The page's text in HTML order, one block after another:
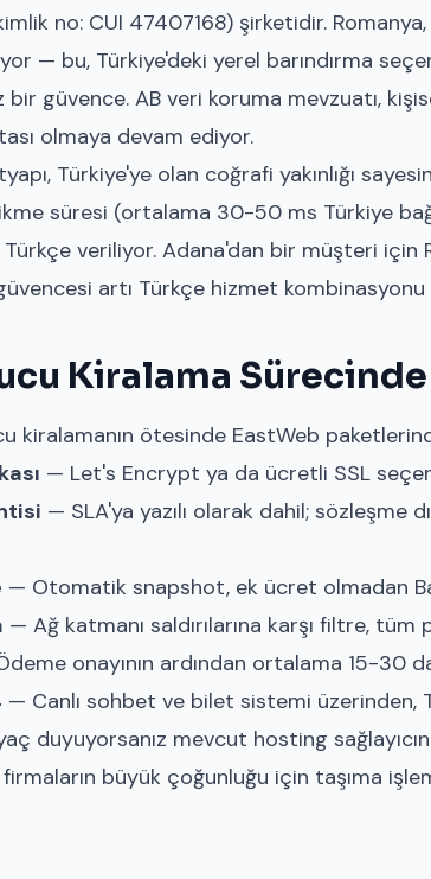
no: CUI 47407168) şirketidir.
— bu, Türkiye'deki yerel barındırma
bir güvence. AB veri koruma mevzuatı,
olmaya devam ediyor.
Türkiye'ye olan coğrafi yakınlığı
süresi (ortalama 30-50 ms Türkiye
veriliyor. Adana'dan bir müşteri
artı Türkçe hizmet kombinasyonu
Kiralama
kiralamanın ötesinde EastWeb
— Let's Encrypt ya da ücretli SSL
— SLA'ya yazılı olarak dahil; sözleşme
— Otomatik snapshot, ek ücret olmadan
— Ağ katmanı saldırılarına karşı filtre, tüm
onayının ardından ortalama 15-30
— Canlı sohbet ve bilet sistemi üzerinden,
duyuyorsanız mevcut hosting
büyük çoğunluğu için taşıma